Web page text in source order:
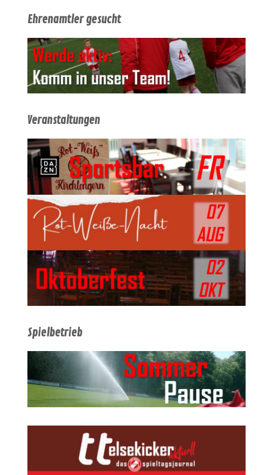
Ehrenamtler gesucht
Veranstaltungen
Spielbetrieb